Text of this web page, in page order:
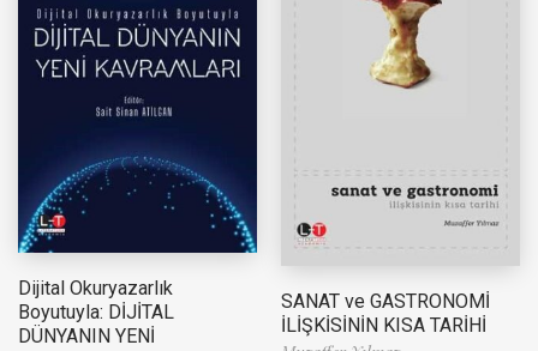
Dijital Okuryazarlık
Boyutuyla: DİJİTAL
DÜNYANIN YENİ
SANAT ve GASTRONOMİ
İLİŞKİSİNİN KISA TARİHİ